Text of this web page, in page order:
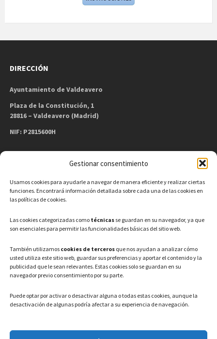
Gestionar consentimiento
Usamos cookies para ayudarle a navegar de manera eficiente y realizar ciertas
funciones. Encontrará información detallada sobre cada una de las cookies en
las políticas de cookies.
Las cookies categorizadas como técnicas se guardan en su navegador, ya que
son esenciales para permitir las funcionalidades básicas del sitio web.
También utilizamos cookies de terceros que nos ayudan a analizar cómo
usted utiliza este sitio web, guardar sus preferencias y aportar el contenido y la
publicidad que le sean relevantes. Estas cookies solo se guardan en su
navegador previo consentimiento por su parte.
Puede optar por activar o desactivar alguna o todas estas cookies, aunque la
desactivación de algunas podría afectar a su experiencia de navegación.
DIRECCIÓN
Ayuntamiento de Valdeavero
Plaza de la Constitución, 1
28816 – Valdeavero (Madrid)
NIF: P2815600H
Teléfono: 91 886 44 62
Correo Electrónico:
HORARIO
Lunes a Viernes: 08:00h – 15:00h
LEGAL